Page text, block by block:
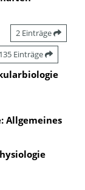
2 Einträge
135 Einträge
Allgemeines